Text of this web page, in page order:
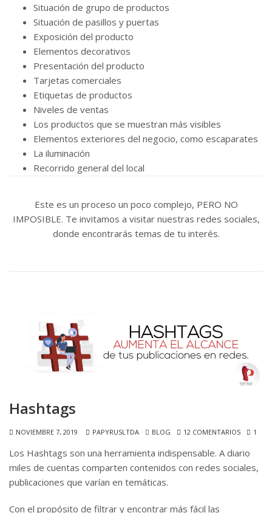
Situación de grupo de productos
Situación de pasillos y puertas
Exposición del producto
Elementos decorativos
Presentación del producto
Tarjetas comerciales
Etiquetas de productos
Niveles de ventas
Los productos que se muestran más visibles
Elementos exteriores del negocio, como escaparates
La iluminación
Recorrido general del local
Este es un proceso un poco complejo, PERO NO
IMPOSIBLE. Te invitamos a visitar nuestras redes sociales,
donde encontrarás temas de tu interés.
Hashtags
NOVIEMBRE 7, 2019 PAPYRUSLTDA BLOG 12 COMENTARIOS 1
Los Hashtags son una herramienta indispensable. A diario
miles de cuentas comparten contenidos con redes sociales,
publicaciones que varían en temáticas.
Con el propósito de filtrar y encontrar más fácil las